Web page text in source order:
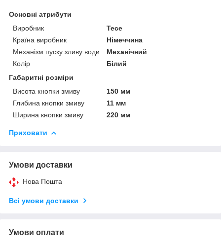
Основні атрибути
Виробник
Tece
Країна виробник
Німеччина
Механізм пуску зливу води
Механічний
Колір
Білий
Габаритні розміри
Висота кнопки змиву
150 мм
Глибина кнопки змиву
11 мм
Ширина кнопки змиву
220 мм
Приховати
Умови доставки
Нова Пошта
Всі умови доставки
Умови оплати